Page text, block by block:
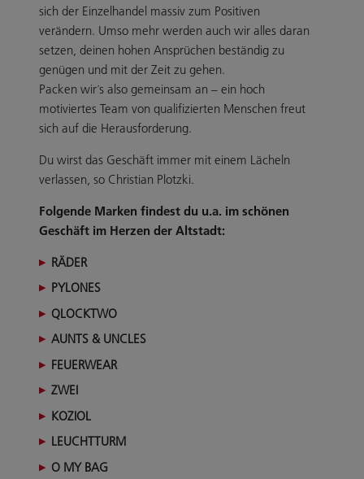
sich der Einzelhandel massiv zum Positiven
verändern. Umso mehr werden auch wir alles daran
setzen, deinen hohen Ansprüchen beständig zu
genügen und mit der Zeit zu gehen.
Packen wir´s also gemeinsam an – ein hoch
motiviertes Team von qualifizierten Menschen freut
sich auf die Herausforderung.
Du wirst das Geschäft immer mit einem Lächeln
verlassen, so Christian Plotzki.
Folgende Marken findest du u.a. im schönen
Geschäft im Herzen der Altstadt:
RÄDER
PYLONES
QLOCKTWO
AUNTS & UNCLES
FEUERWEAR
ZWEI
KOZIOL
LEUCHTTURM
O MY BAG